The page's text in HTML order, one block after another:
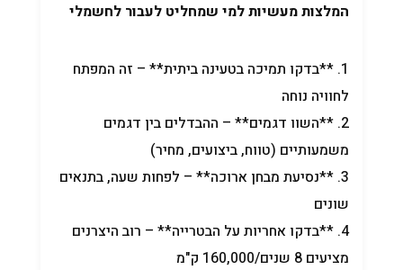
המלצות מעשיות למי שמחליט לעבור לחשמלי
1. **בדקו תמיכה בטעינה ביתית** – זה המפתח
לחוויה נוחה
2. **השוו דגמים** – ההבדלים בין דגמים
משמעותיים (טווח, ביצועים, מחיר)
3. **נסיעת מבחן ארוכה** – לפחות שעה, בתנאים
שונים
4. **בדקו אחריות על הבטרייה** – רוב היצרנים
מציעים 8 שנים/160,000 ק"מ